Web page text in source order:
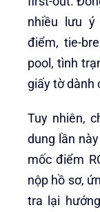
nhiều lưu ý
điểm, tie-
pool, tình
giấy tờ dành
Tuy nhiên,
dung lần
mốc điểm
nộp hồ sơ,
tra lại